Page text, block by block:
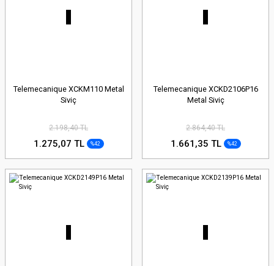
Telemecanique XCKM110 Metal
Siviç
2.198,40 TL
1.275,07 TL %42
Telemecanique XCKD2106P16
Metal Siviç
2.864,40 TL
1.661,35 TL %42